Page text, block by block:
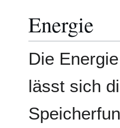
Energie
Die
lässt sich